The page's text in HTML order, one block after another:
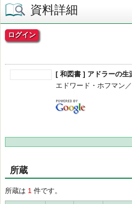
資料詳細
ログイン
[ 和図書 ] アドラーの生
エドワード・ホフマン
所蔵
所蔵は 1 件です。